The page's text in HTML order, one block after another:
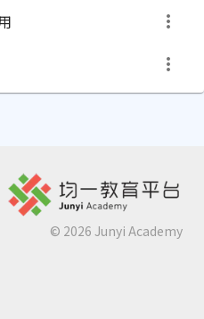
© 2026 Junyi Academy